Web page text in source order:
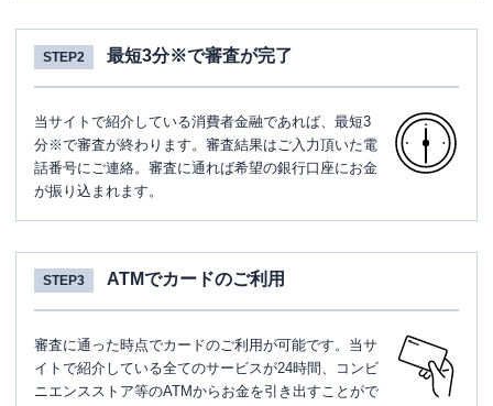
STEP2 最短3分※で審査が完了
当サイトで紹介している消費者金融であれば、最短3
分※で審査が終わります。審査結果はご入力頂いた電
話番号にご連絡。審査に通れば希望の銀行口座にお金
が振り込まれます。
STEP3 ATMでカードのご利用
審査に通った時点でカードのご利用が可能です。当サ
イトで紹介している全てのサービスが24時間、コンビ
ニエンスストア等のATMからお金を引き出すことがで